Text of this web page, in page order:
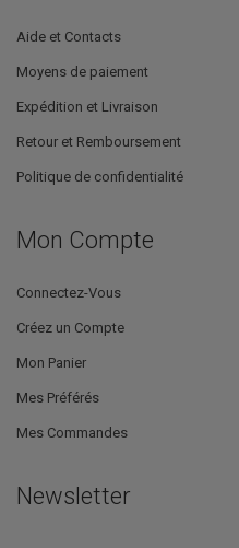
Aide et Contacts
Moyens de paiement
Expédition et Livraison
Retour et Remboursement
Politique de confidentialité
Mon Compte
Connectez-Vous
Créez un Compte
Mon Panier
Mes Préférés
Mes Commandes
Newsletter